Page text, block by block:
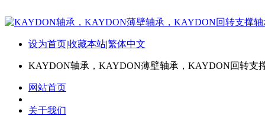
设为首页|收藏本站|繁体中文
KAYDON轴承，KAYDON薄壁轴承，KAYDON回转支
网站首页
关于我们